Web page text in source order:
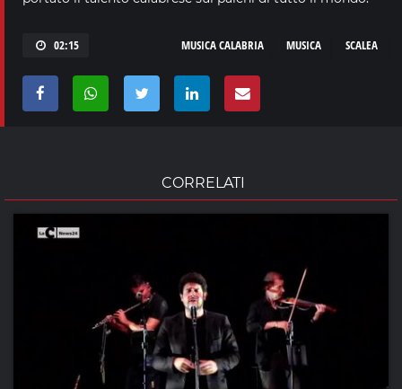
02:15 SCALEA
MUSICA
MUSICA CALABRIA
CORRELATI